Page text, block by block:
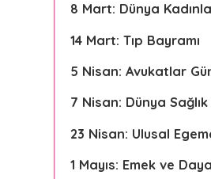
8 Mart: Dünya
14 Mart: Tıp Bayramı
5 Nisan: Avukatlar
7 Nisan: Dünya Sağlık
23 Nisan: Ulusal
1 Mayıs: Emek ve